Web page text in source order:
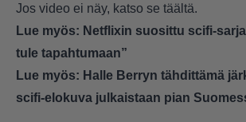
Jos video ei näy, katso se täältä.
Lue myös: Netflixin suosittu scifi-
tule tapahtumaan”
Lue myös: Halle Berryn tähdittämä
scifi-elokuva julkaistaan pian